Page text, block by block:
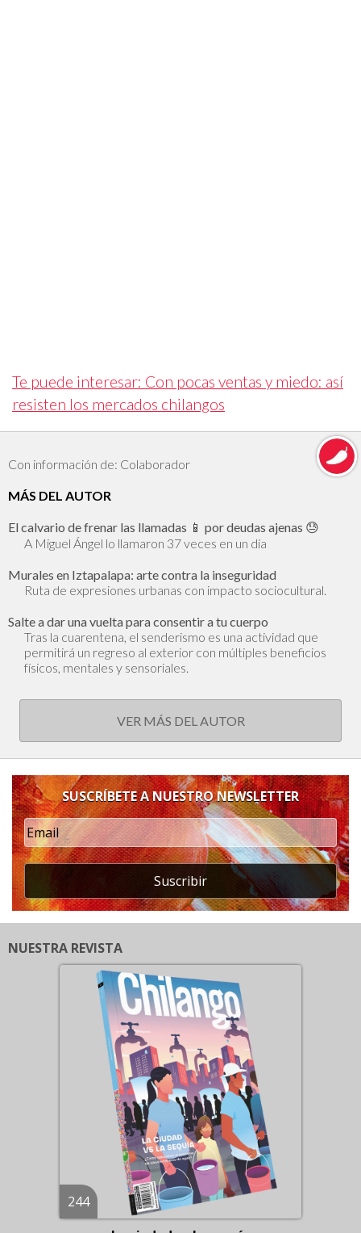
Te puede interesar: Con pocas ventas y miedo: así
resisten los mercados chilangos
Con información de: Colaborador
MÁS DEL AUTOR
El calvario de frenar las llamadas 📱 por deudas ajenas 😓
A Miguel Ángel lo llamaron 37 veces en un día
Murales en Iztapalapa: arte contra la inseguridad
Ruta de expresiones urbanas con impacto sociocultural.
Salte a dar una vuelta para consentir a tu cuerpo
Tras la cuarentena, el senderismo es una actividad que
permitirá un regreso al exterior con múltiples beneficios
físicos, mentales y sensoriales.
VER MÁS DEL AUTOR
SUSCRÍBETE A NUESTRO NEWSLETTER
Suscribir
NUESTRA REVISTA
244